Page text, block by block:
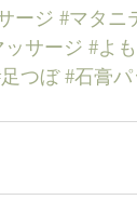
ージ #マタニ
サージ #よ
つぼ #石膏パ